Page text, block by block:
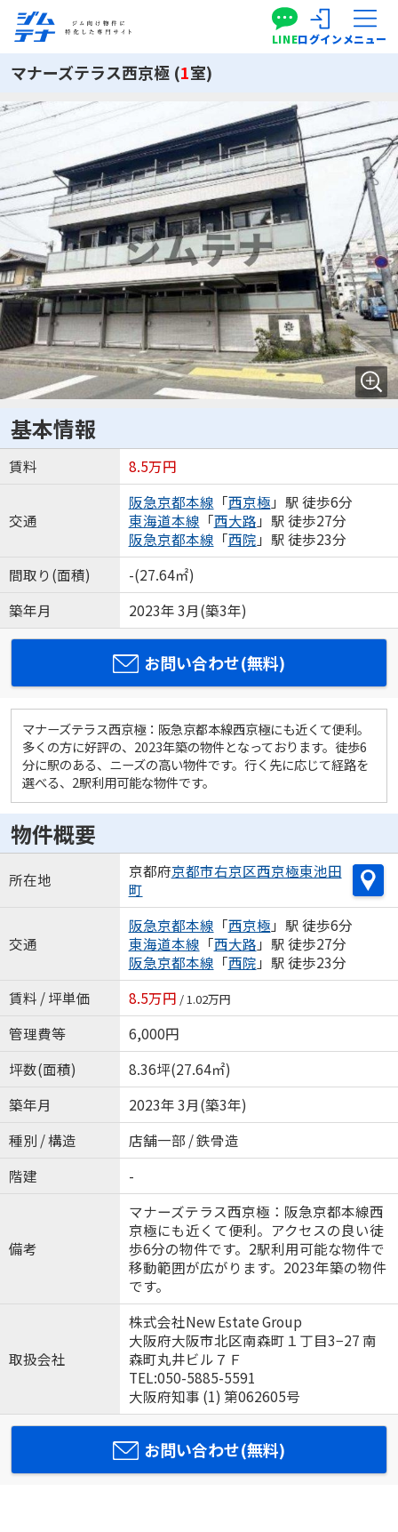
LINEログインメニュー
マナーズテラス西京極 (1室)
基本情報
賃料 8.5万円
交通
阪急京都本線 「西京極 」駅 徒歩6分
東海道本線 「西大路 」駅 徒歩27分
阪急京都本線 「西院 」駅 徒歩23分
間取り(面積)
-(27.64㎡)
築年月
2023年 3月(築3年)
お問い合わせ(無料)
マナーズテラス西京極：阪急京都本線西京極にも近くて便利。
多くの方に好評の、2023年築の物件となっております。徒歩6
分に駅のある、ニーズの高い物件です。行く先に応じて経路を
選べる、2駅利用可能な物件です。
物件概要
所在地 京都府京都市右京区西京極東池田
町
交通
阪急京都本線 「西京極 」駅 徒歩6分
東海道本線 「西大路 」駅 徒歩27分
阪急京都本線 「西院 」駅 徒歩23分
賃料 / 坪単価
8.5万円 / 1.02万円
管理費等
6,000円
坪数(面積)
8.36坪(27.64㎡)
築年月
2023年 3月(築3年)
種別 / 構造
店舗一部 / 鉄骨造
階建
-
備考
マナーズテラス西京極：阪急京都本線西
京極にも近くて便利。アクセスの良い徒
歩6分の物件です。2駅利用可能な物件で
移動範囲が広がります。2023年築の物件
です。
取扱会社
株式会社New Estate Group
大阪府大阪市北区南森町１丁目3−27 南
森町丸井ビル７Ｆ
TEL:050-5885-5591
大阪府知事 (1) 第062605号
お問い合わせ(無料)